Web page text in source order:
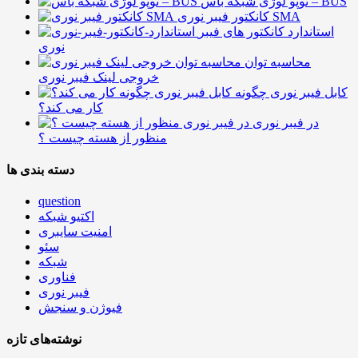
کانکتور فیبر نوری SMA
استاندارد کانکتور های فیبر
نوری
محاسبه توان
خروجی لینک فیبر نوری
کابل فیبر نوری چگونه
کار می کند؟
در فیبر نوری
منظور از هسته چیست ؟
دسته بندی ها
question
اکتیو شبکه
امنیت سایبری
سئو
شبکه
فناوری
فیبر نوری
فیوژن و سنجش
نوشته‌های تازه